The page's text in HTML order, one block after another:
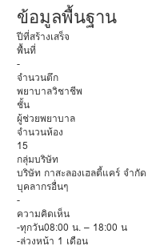
ข้อมูลพื้นฐาน
ปีที่สร้างเสร็จ
พื้นที่
-
จำนวนตึก
พยาบาลวิชาชีพ
ชั้น
ผู้ช่วยพยาบาล
จำนวนห้อง
15
กลุ่มบริษัท
บริษัท กาสะลองเฮลตี้แคร์ จำกัด
บุคลากรอื่นๆ
-
ความคิดเห็น
-ทุกวัน08:00 น. – 18:00 น
-ล่วงหน้า 1 เดือน